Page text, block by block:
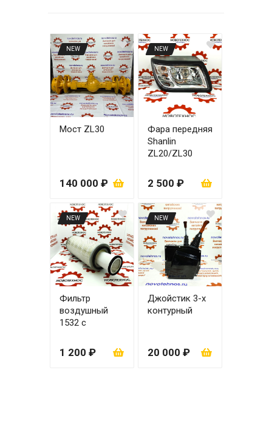
NEW
Мост ZL30
140 000 ₽
NEW
Фара передняя
Shanlin
ZL20/ZL30
2 500 ₽
NEW
Фильтр
воздушный
1532 с
1 200 ₽
NEW
Джойстик 3-х
контурный
20 000 ₽